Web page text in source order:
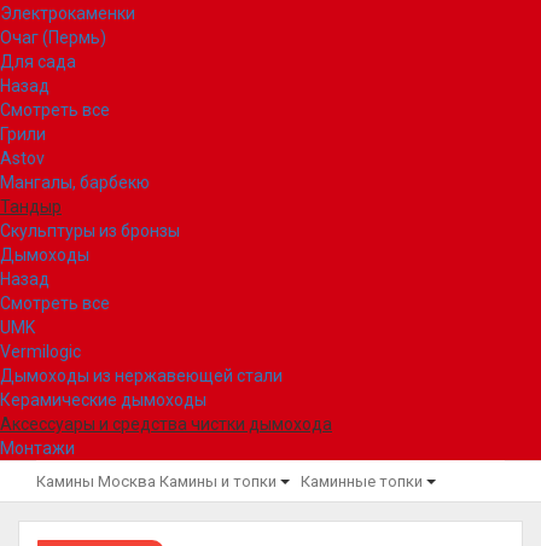
Электрокаменки
Очаг (Пермь)
Для сада
Назад
Смотреть все
Грили
Astov
Мангалы, барбекю
Тандыр
Скульптуры из бронзы
Дымоходы
Назад
Смотреть все
UMK
Vermilogic
Дымоходы из нержавеющей стали
Керамические дымоходы
Аксессуары и средства чистки дымохода
Монтажи
Камины Москва Камины и топки Каминные топки